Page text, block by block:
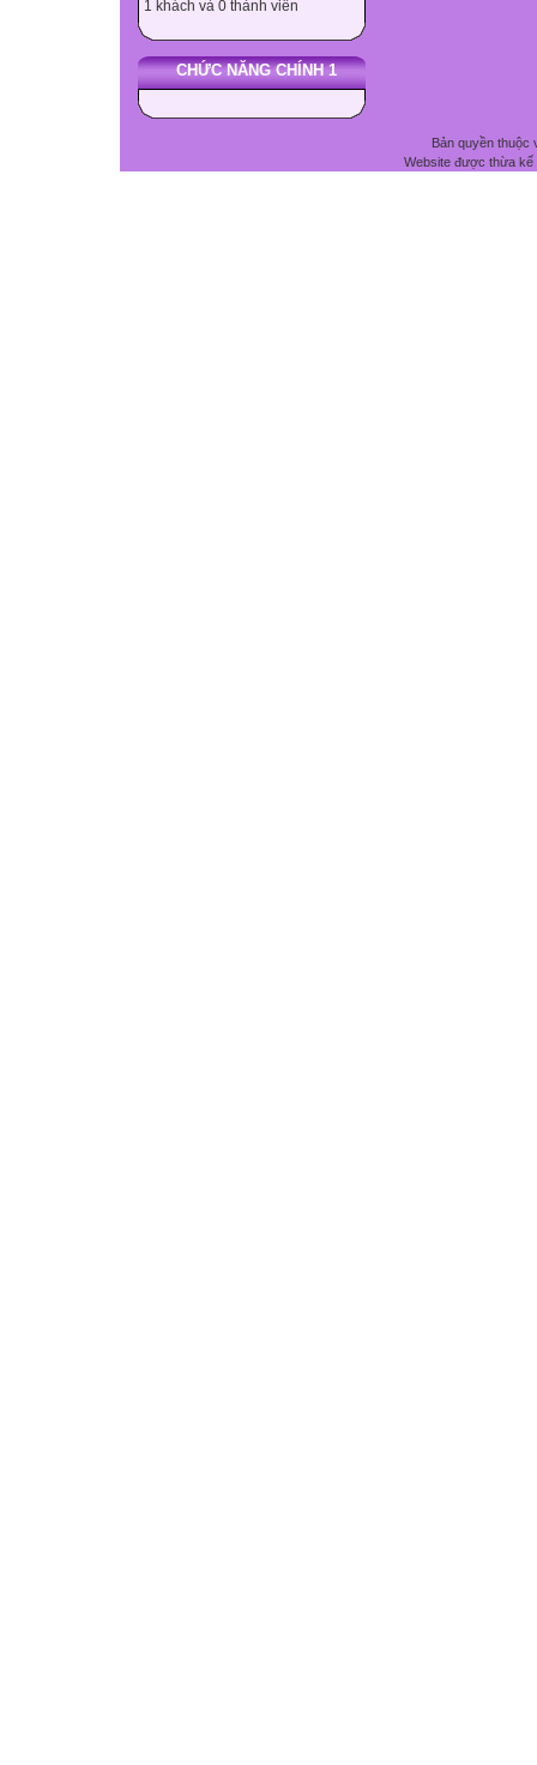
1 khách và 0 thành viên
CHỨC NĂNG CHÍNH 1
Bản quyền thuộc
Website được thừa